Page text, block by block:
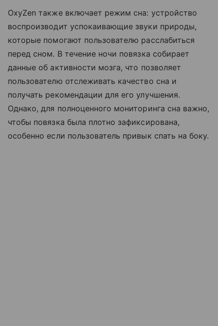
OxyZen также включает режим сна: устройство
воспроизводит успокаивающие звуки природы,
которые помогают пользователю расслабиться
перед сном. В течение ночи повязка собирает
данные об активности мозга, что позволяет
пользователю отслеживать качество сна и
получать рекомендации для его улучшения.
Однако, для полноценного мониторинга сна важно,
чтобы повязка была плотно зафиксирована,
особенно если пользователь привык спать на боку.